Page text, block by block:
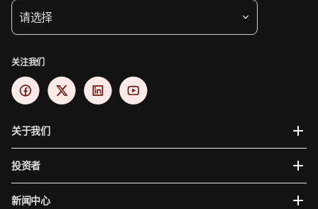
请选择
关注我们
关于我们
投资者
新闻中心